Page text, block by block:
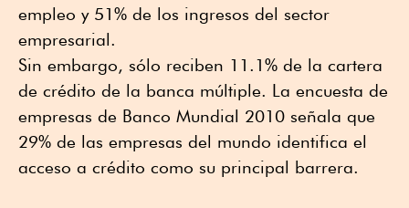
empleo y 51% de los ingresos del sector
empresarial.
Sin embargo, sólo reciben 11.1% de la cartera
de crédito de la banca múltiple. La encuesta de
empresas de Banco Mundial 2010 señala que
29% de las empresas del mundo identifica el
acceso a crédito como su principal barrera.